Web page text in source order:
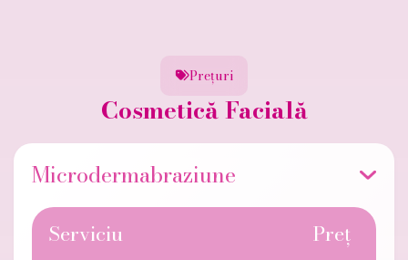
Prețuri
Cosmetică Facială
Microdermabraziune
Serviciu Preț